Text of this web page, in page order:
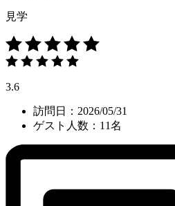
見学
3.6
訪問日：2026/05/31
ゲスト人数：11名